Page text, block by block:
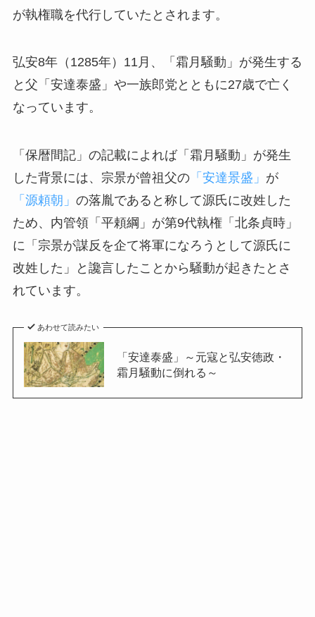
が執権職を代行していたとされます。
弘安8年（1285年）11月、「霜月騒動」が発生する
と父「安達泰盛」や一族郎党とともに27歳で亡く
なっています。
「保暦間記」の記載によれば「霜月騒動」が発生
した背景には、宗景が曾祖父の「安達景盛」 が
「源頼朝」 の落胤であると称して源氏に改姓した
ため、内管領「平頼綱」が第9代執権「北条貞時」
に「宗景が謀反を企て将軍になろうとして源氏に
改姓した」と讒言したことから騒動が起きたとさ
れています。
あわせて読みたい
「安達泰盛」～元寇と弘安徳政・
霜月騒動に倒れる～